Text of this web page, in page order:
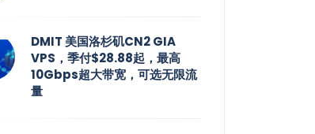
DMIT 美国洛杉矶CN2 GIA
VPS，季付$28.88起，最高
10Gbps超大带宽，可选无限流
量